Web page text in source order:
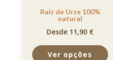
Raíz de Urze 100%
natural
Desde 11,90 €
Ver opções